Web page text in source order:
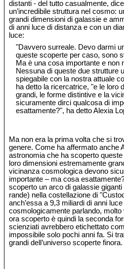
distanti - del tutto casualmente,
un’incredibile struttura nel cosmo:
grandi dimensioni di galassie e
di anni luce di distanza e con un
luce:
"Davvero surreale. Devo darmi
queste scoperte per caso, sono
Ma è una cosa importante e non
Nessuna di queste due strutture
spiegabile con la nostra attuale
ha detto la ricercatrice, "e le loro
grandi, le forme distintive e la
sicuramente dirci qualcosa di
esattamente?", ha detto Alexia
Ma non era la prima volta che si
genere. Come ha affermato anche
astronomia che ha scoperto
loro dimensioni estremamente
vicinanza cosmologica devono
importante – ma cosa
scoperto un arco di galassie
rande) nella costellazione di
anch’essa a 9,3 miliardi di anni
cosmologicamente parlando, molto
ora scoperto è quindi la seconda
scienziati avrebbero etichettato
impossibile solo pochi anni fa. Si
grandi dell’universo scoperte finora.